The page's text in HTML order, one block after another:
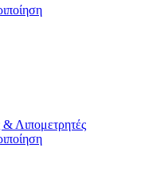
Λιπομετρητές